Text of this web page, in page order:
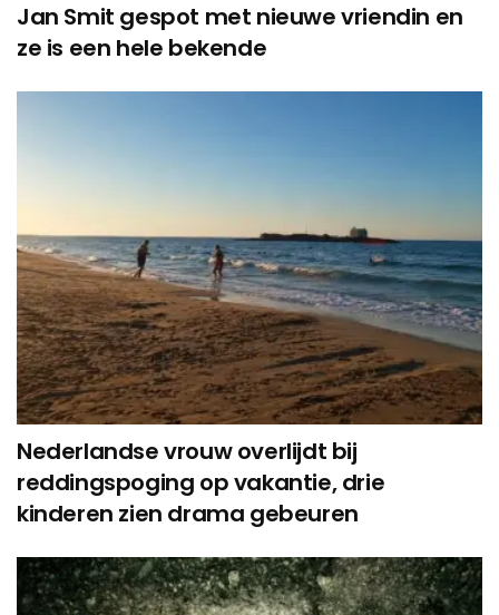
Jan Smit gespot met nieuwe vriendin en
ze is een hele bekende
Nederlandse vrouw overlijdt bij
reddingspoging op vakantie, drie
kinderen zien drama gebeuren